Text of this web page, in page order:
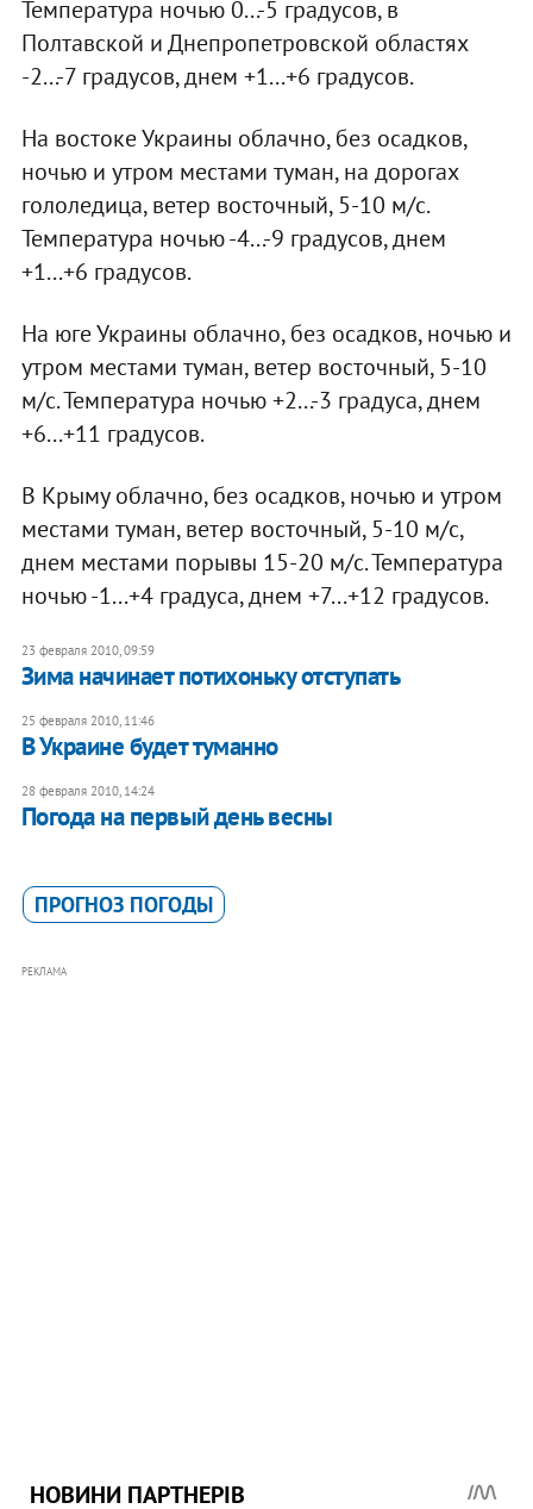
Температура ночью 0...-5 градусов, в
Полтавской и Днепропетровской областях
-2...-7 градусов, днем +1...+6 градусов.
На востоке Украины облачно, без осадков,
ночью и утром местами туман, на дорогах
гололедица, ветер восточный, 5-10 м/с.
Температура ночью -4...-9 градусов, днем
+1...+6 градусов.
На юге Украины облачно, без осадков, ночью и
утром местами туман, ветер восточный, 5-10
м/с. Температура ночью +2...-3 градуса, днем
+6...+11 градусов.
В Крыму облачно, без осадков, ночью и утром
местами туман, ветер восточный, 5-10 м/с,
днем местами порывы 15-20 м/с. Температура
ночью -1...+4 градуса, днем +7...+12 градусов.
23 февраля 2010, 09:59
Зима начинает потихоньку отступать
25 февраля 2010, 11:46
В Украине будет туманно
28 февраля 2010, 14:24
Погода на первый день весны
ПРОГНОЗ ПОГОДЫ
РЕКЛАМА